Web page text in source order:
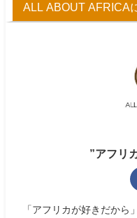
ALL ABOUT AFRICA
”アフリ
「アフリカが好きだから」